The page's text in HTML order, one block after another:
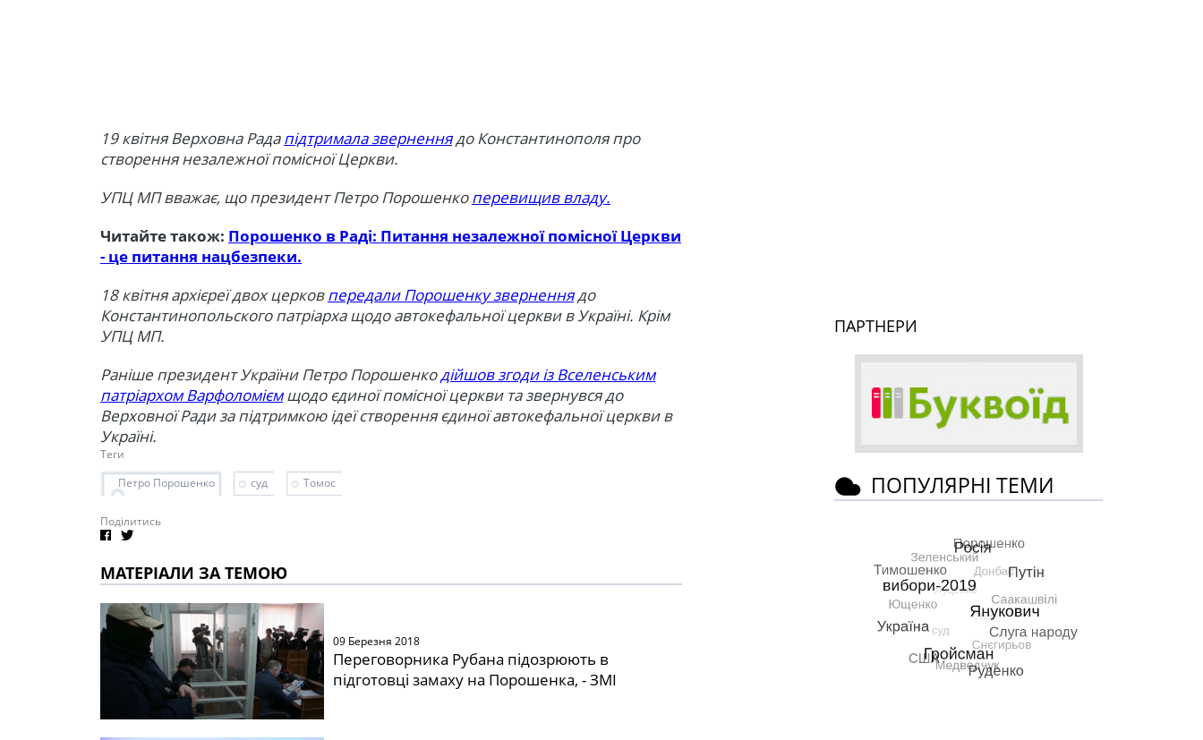
19 квітня Верховна Радапідтримала зверненнядо Константинополя про
створення незалежної помісної Церкви.
УПЦ МП вважає, що президент Петро Порошенкоперевищив владу.
Читайте також: Порошенко в Раді: Питання незалежної помісної Церкви
- це питання нацбезпеки.
18 квітня архієреї двох церковпередали Порошенку зверненнядо
Константинопольского патріарха щодо автокефальної церкви в Україні. Крім
УПЦ МП.
Раніше президент України Петро Порошенкодійшов згоди із Вселенським
патріархом Варфоломіємщодо єдиної помісної церкви та звернувся до
Верховної Ради за підтримкою ідеї створення єдиної автокефальної церкви в
Україні.
Теги
Петро Порошенко
суд Томос
Поділитись
МАТЕРІАЛИ ЗА ТЕМОЮ
09 Березня 2018
Переговорника Рубана підозрюють в
підготовці замаху на Порошенка, - ЗМІ
ПАРТНЕРИ
ПОПУЛЯРНІ ТЕМИ